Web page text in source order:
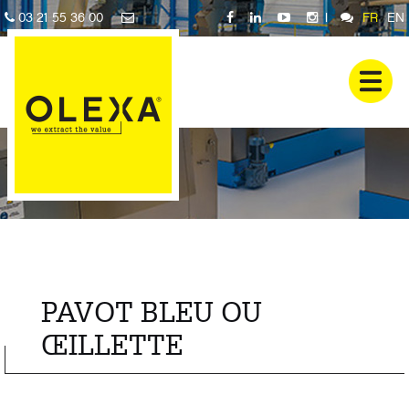
03 21 55 36 00 | FR EN
PAVOT BLEU OU
ŒILLETTE